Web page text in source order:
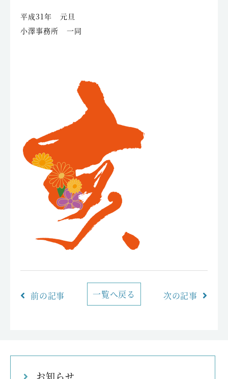
お知らせ
平成31年 元旦
小澤事務所 一同
前の記事 一覧へ戻る 次の記事